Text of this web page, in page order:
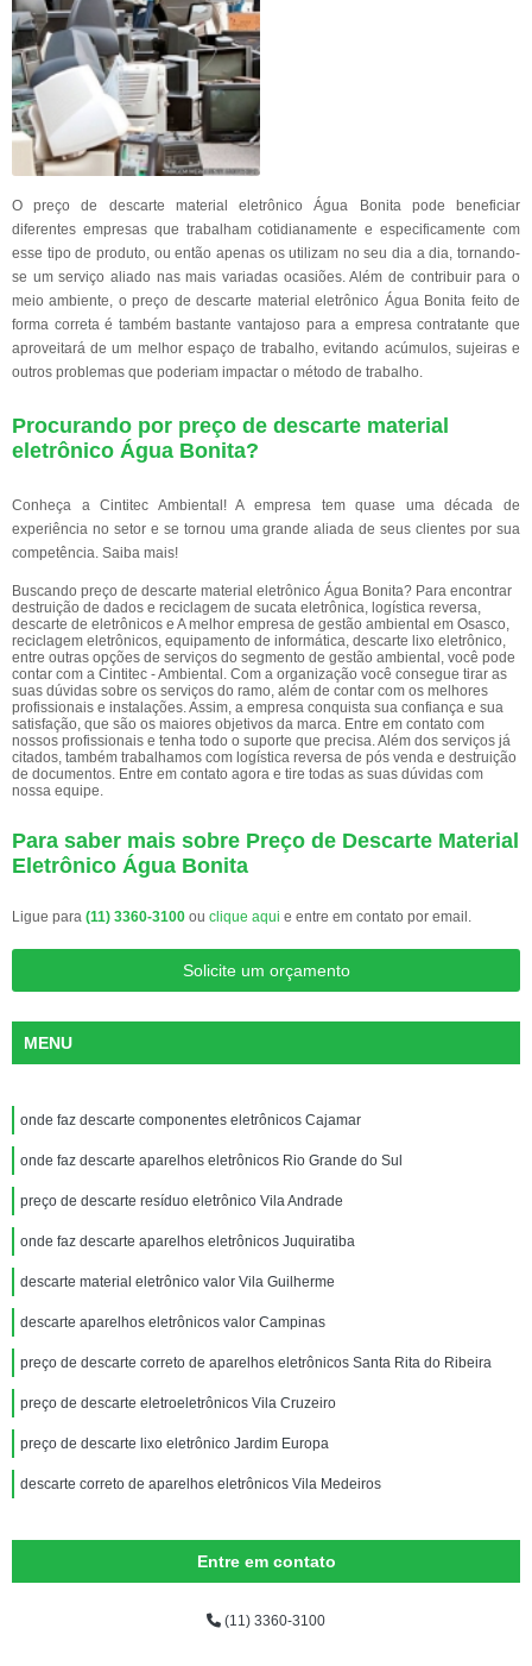
O preço de descarte material eletrônico Água Bonita pode beneficiar
diferentes empresas que trabalham cotidianamente e especificamente com
esse tipo de produto, ou então apenas os utilizam no seu dia a dia, tornando-
se um serviço aliado nas mais variadas ocasiões. Além de contribuir para o
meio ambiente, o preço de descarte material eletrônico Água Bonita feito de
forma correta é também bastante vantajoso para a empresa contratante que
aproveitará de um melhor espaço de trabalho, evitando acúmulos, sujeiras e
outros problemas que poderiam impactar o método de trabalho.
Procurando por preço de descarte material
eletrônico Água Bonita?
Conheça a Cintitec Ambiental! A empresa tem quase uma década de
experiência no setor e se tornou uma grande aliada de seus clientes por sua
competência. Saiba mais!
Buscando preço de descarte material eletrônico Água Bonita? Para encontrar
destruição de dados e reciclagem de sucata eletrônica, logística reversa,
descarte de eletrônicos e A melhor empresa de gestão ambiental em Osasco,
reciclagem eletrônicos, equipamento de informática, descarte lixo eletrônico,
entre outras opções de serviços do segmento de gestão ambiental, você pode
contar com a Cintitec - Ambiental. Com a organização você consegue tirar as
suas dúvidas sobre os serviços do ramo, além de contar com os melhores
profissionais e instalações. Assim, a empresa conquista sua confiança e sua
satisfação, que são os maiores objetivos da marca. Entre em contato com
nossos profissionais e tenha todo o suporte que precisa. Além dos serviços já
citados, também trabalhamos com logística reversa de pós venda e destruição
de documentos. Entre em contato agora e tire todas as suas dúvidas com
nossa equipe.
Para saber mais sobre Preço de Descarte Material
Eletrônico Água Bonita
Ligue para (11) 3360-3100 ou clique aqui e entre em contato por email.
Solicite um orçamento
MENU
onde faz descarte componentes eletrônicos Cajamar
onde faz descarte aparelhos eletrônicos Rio Grande do Sul
preço de descarte resíduo eletrônico Vila Andrade
onde faz descarte aparelhos eletrônicos Juquiratiba
descarte material eletrônico valor Vila Guilherme
descarte aparelhos eletrônicos valor Campinas
preço de descarte correto de aparelhos eletrônicos Santa Rita do Ribeira
preço de descarte eletroeletrônicos Vila Cruzeiro
preço de descarte lixo eletrônico Jardim Europa
descarte correto de aparelhos eletrônicos Vila Medeiros
Entre em contato
(11) 3360-3100